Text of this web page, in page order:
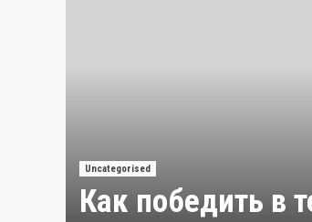
Uncategorised
Как победить в